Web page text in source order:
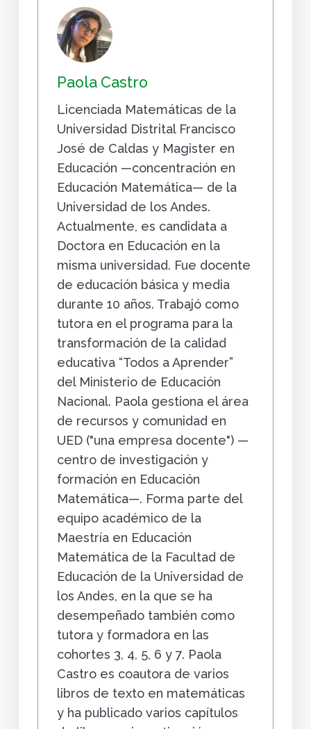
Paola Castro
Licenciada Matemáticas de la
Universidad Distrital Francisco
José de Caldas y Magister en
Educación —concentración en
Educación Matemática— de la
Universidad de los Andes.
Actualmente, es candidata a
Doctora en Educación en la
misma universidad. Fue docente
de educación básica y media
durante 10 años. Trabajó como
tutora en el programa para la
transformación de la calidad
educativa “Todos a Aprender”
del Ministerio de Educación
Nacional. Paola gestiona el área
de recursos y comunidad en
UED ("una empresa docente") —
centro de investigación y
formación en Educación
Matemática—. Forma parte del
equipo académico de la
Maestría en Educación
Matemática de la Facultad de
Educación de la Universidad de
los Andes, en la que se ha
desempeñado también como
tutora y formadora en las
cohortes 3, 4, 5, 6 y 7. Paola
Castro es coautora de varios
libros de texto en matemáticas
y ha publicado varios capítulos